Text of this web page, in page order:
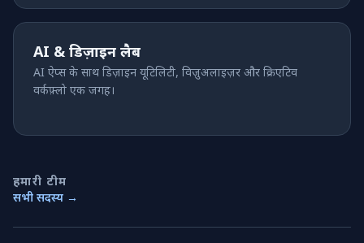
AI & डिज़ाइन लैब
AI ऐप्स के साथ डिज़ाइन यूटिलिटी, विज़ुअलाइज़र और क्रिएटिव
वर्कफ़्लो एक जगह।
हमारी टीम
सभी सदस्य →